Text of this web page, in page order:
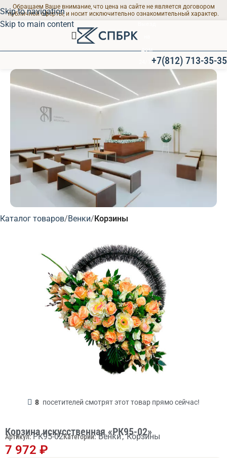
Skip to navigation
Skip to main content
Обращаем Ваше внимание, что цена на сайте не является договором
публичной оферты, и носит исключительно ознакомительный характер.
+7(812) 713-35-35
ПРОЩАЛЬНЫЕ ЗАЛЫ
Современные залы для траурных мероприятий
Каталог товаров Венки Корзины
8 посетителей смотрят этот товар прямо сейчас!
Корзина искусственная «РК95-02»
Артикул:РК95-02Категории: Венки, Корзины
7 972 ₽